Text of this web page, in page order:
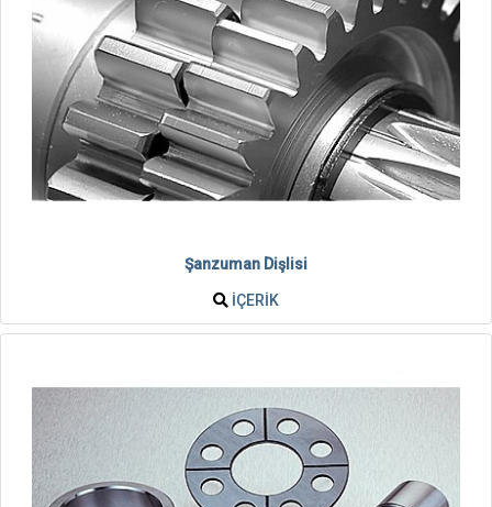
Şanzuman Dişlisi
İÇERIK